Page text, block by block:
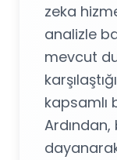
zeka
analizle
mevcut
kapsamlı